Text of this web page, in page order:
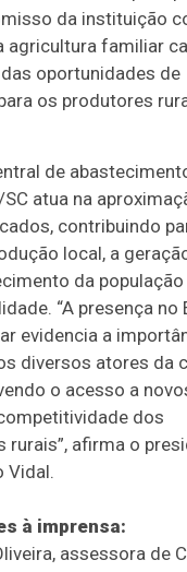
da instituição
familiar
oportunidades de
os produtores
de
atua na
contribuindo
local, a
da
“A presença no
evidencia a
diversos atores da
o acesso a
dos
rurais”, afirma o
Vidal.
à imprensa:
assessora de